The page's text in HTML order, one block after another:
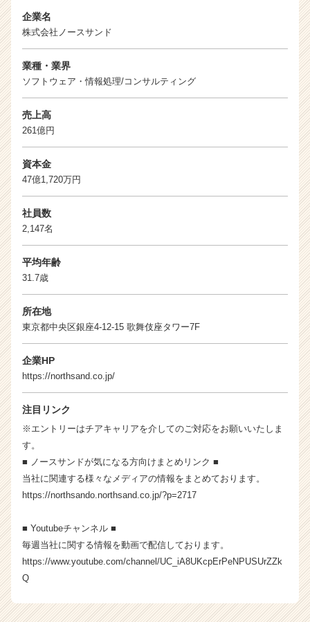
ア
h
e
e
企業名
株式会社ノースサンド
業種・業界
ソフトウェア・情報処理/コンサルティング
売上高
261億円
資本金
47億1,720万円
社員数
2,147名
平均年齢
31.7歳
所在地
東京都中央区銀座4-12-15 歌舞伎座タワー7F
企業HP
https://northsand.co.jp/
注目リンク
※エントリーはチアキャリアを介してのご対応をお願いいたしま
す。
■ ノースサンドが気になる方向けまとめリンク ■
当社に関連する様々なメディアの情報をまとめております。
https://northsando.northsand.co.jp/?p=2717
■ Youtubeチャンネル ■
毎週当社に関する情報を動画で配信しております。
https://www.youtube.com/channel/UC_iA8UKcpErPeNPUSUrZZk
Q